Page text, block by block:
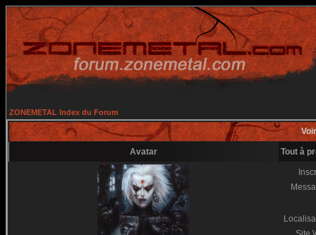
ZONEMETAL Index du Forum
Avatar Tout à